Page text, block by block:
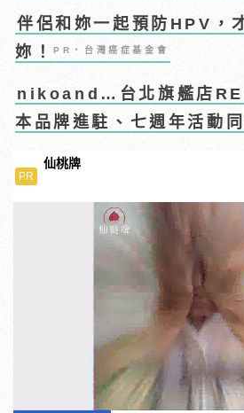
伴侶和妳一起預防HPV，
妳！PR・台灣癌症基金會
nikoand…台北旗艦店
本品牌進駐、七週年活動
PR
仙桃牌